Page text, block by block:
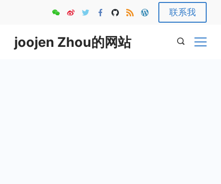
content
联系我
joojen Zhou的网站